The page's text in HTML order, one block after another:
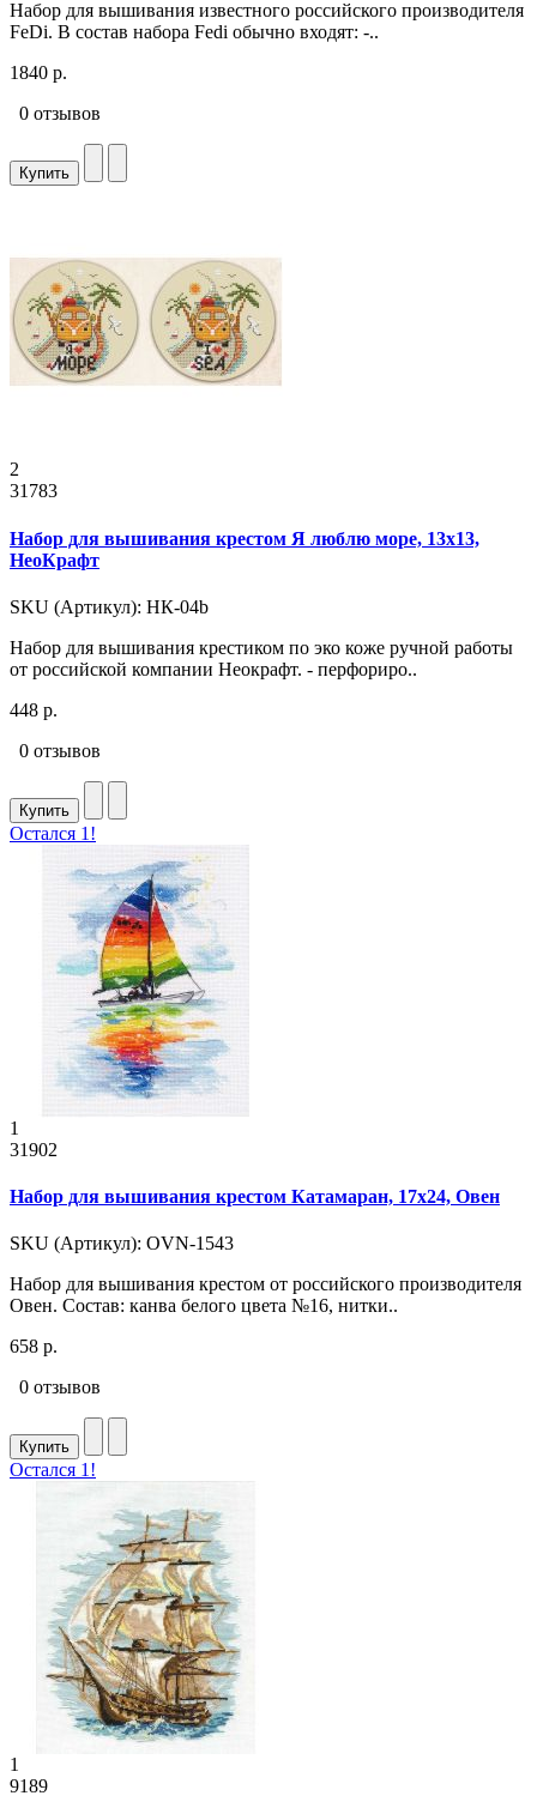
Набор для вышивания известного российского производителя
FeDi. В состав набора Fedi обычно входят: -..
1840 р.
0 отзывов
Купить
2
31783
Набор для вышивания крестом Я люблю море, 13x13,
НеоКрафт
SKU (Артикул): НК-04b
Набор для вышивания крестиком по эко коже ручной работы
от российской компании Неокрафт. - перфориро..
448 р.
0 отзывов
Купить
Остался 1!
1
31902
Набор для вышивания крестом Катамаран, 17x24, Овен
SKU (Артикул): OVN-1543
Набор для вышивания крестом от российского производителя
Овен. Состав: канва белого цвета №16, нитки..
658 р.
0 отзывов
Купить
Остался 1!
1
9189